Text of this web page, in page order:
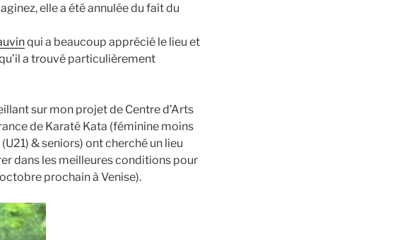
elle a été annulée du fait du
qui a beaucoup apprécié le lieu et
a trouvé particulièrement
sur mon projet de Centre d’Arts
de Karaté Kata (féminine moins
& seniors) ont cherché un lieu
dans les meilleures conditions pour
prochain à Venise).